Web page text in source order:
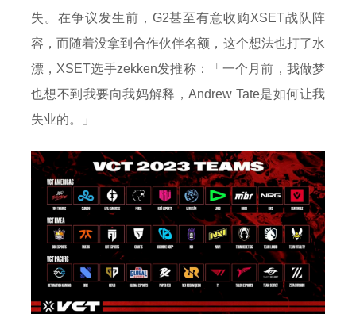
失。在争议发生前，G2甚至有意收购XSET战队阵
容，而随着没拿到合作伙伴名额，这个想法也打了水
漂，XSET选手zekken发推称：「一个月前，我做梦
也想不到我要向我妈解释，Andrew Tate是如何让我
失业的。」